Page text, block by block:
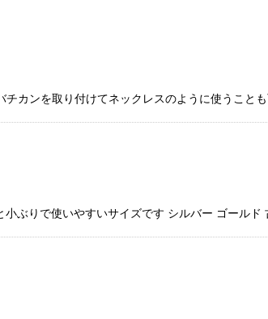
絞り込む
カンを取り付けてネックレスのように使うこ
ぶりで使いやすいサイズです シルバー ゴール